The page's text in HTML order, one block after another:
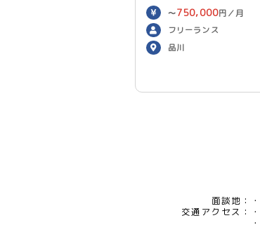
〜750,000円／月
フリーランス
品川
面談地：
交通アクセス：